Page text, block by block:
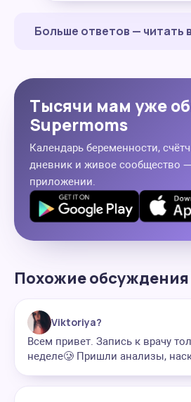
Больше ответов — читать
Тысячи мам уже
Supermoms
Календарь беременности,
дневник и живое сообщество
приложении.
Похожие обсуждения
Viktoriya?
Всем привет. Запись к врачу
неделе🥲 Пришли анализы,